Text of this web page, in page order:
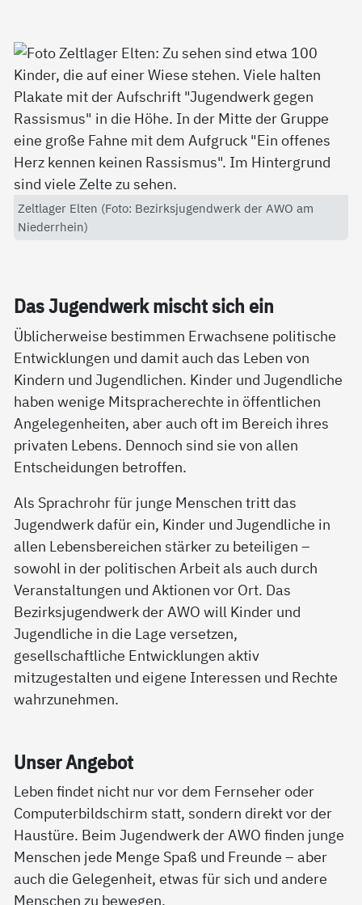
Zeltlager Elten (Foto: Bezirksjugendwerk der AWO am
Niederrhein)
Das Ju­gend­werk mischt sich ein
Üblicherweise bestimmen Erwachsene politische
Entwicklungen und damit auch das Leben von
Kindern und Jugendlichen. Kinder und Jugendliche
haben wenige Mitspracherechte in öffentlichen
Angelegenheiten, aber auch oft im Bereich ihres
privaten Lebens. Dennoch sind sie von allen
Entscheidungen betroffen.
Als Sprachrohr für junge Menschen tritt das
Jugendwerk dafür ein, Kinder und Jugendliche in
allen Lebensbereichen stärker zu beteiligen –
sowohl in der politischen Arbeit als auch durch
Veranstaltungen und Aktionen vor Ort. Das
Bezirksjugendwerk der AWO will Kinder und
Jugendliche in die Lage versetzen,
gesellschaftliche Entwicklungen aktiv
mitzugestalten und eigene Interessen und Rechte
wahrzunehmen.
Un­ser An­ge­bot
Leben findet nicht nur vor dem Fernseher oder
Computerbildschirm statt, sondern direkt vor der
Haustüre. Beim Jugendwerk der AWO finden junge
Menschen jede Menge Spaß und Freunde – aber
auch die Gelegenheit, etwas für sich und andere
Menschen zu bewegen.